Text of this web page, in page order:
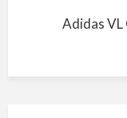
Adidas